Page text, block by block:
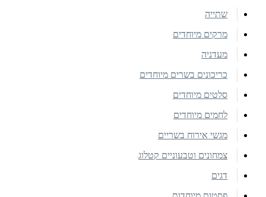
שתייה
מרקים מיוחדים
מעדניה
כריכונים בשרים מיוחדים
סלטים מיוחדים
לחמים מיוחדים
מגשי אירוח בשריים
צמחונים וטבעוניים קטלוג
דגים